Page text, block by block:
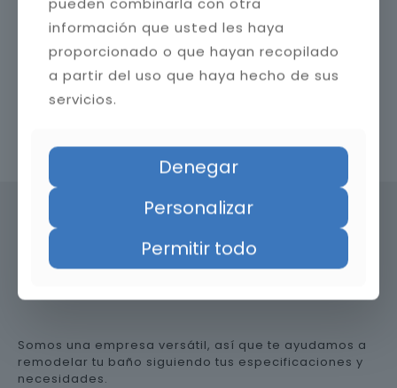
Contacta con nosotros
Precio de reformar el baño en
Almería
Somos una empresa versátil, así que te ayudamos a
remodelar tu baño siguiendo tus especificaciones y
necesidades.
información que usted les haya
proporcionado o que hayan recopilado
a partir del uso que haya hecho de sus
servicios.
Denegar
Personalizar
Permitir todo